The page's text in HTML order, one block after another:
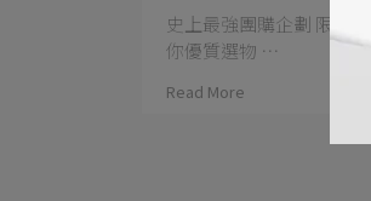
史上最強團購企劃 限量
你優質選物 ⋯
Read More